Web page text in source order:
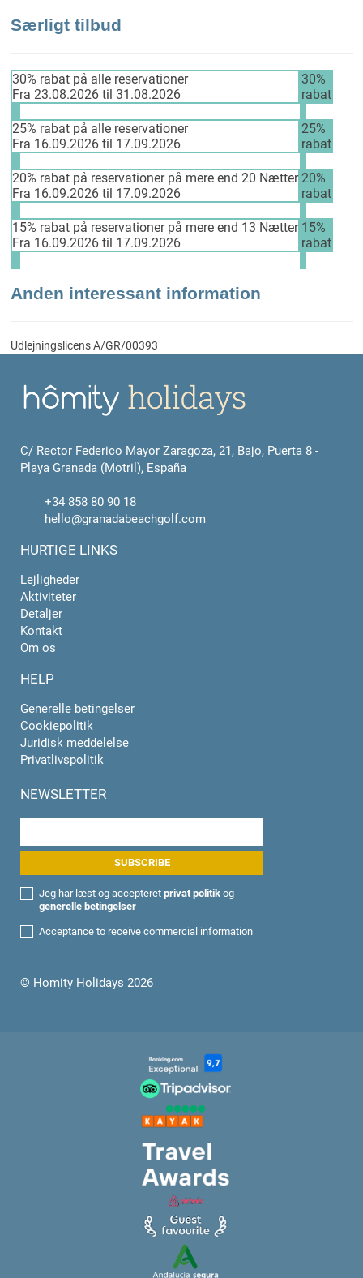
Særligt tilbud
30% rabat på alle reservationer
Fra 23.08.2026 til 31.08.2026
30%
rabat
25% rabat på alle reservationer
Fra 16.09.2026 til 17.09.2026
25%
rabat
20% rabat på reservationer på mere end 20 Nætter
Fra 16.09.2026 til 17.09.2026
20%
rabat
15% rabat på reservationer på mere end 13 Nætter
Fra 16.09.2026 til 17.09.2026
15%
rabat
Anden interessant information
Udlejningslicens A/GR/00393
C/ Rector Federico Mayor Zaragoza, 21, Bajo, Puerta 8 -
Playa Granada (Motril), España
+34 858 80 90 18
hello@granadabeachgolf.com
HURTIGE LINKS
Lejligheder
Aktiviteter
Detaljer
Kontakt
Om os
HELP
Generelle betingelser
Cookiepolitik
Juridisk meddelelse
Privatlivspolitik
NEWSLETTER
Jeg har læst og accepteret privat politikog
generelle betingelser
Acceptance to receive commercial information
© Homity Holidays 2026